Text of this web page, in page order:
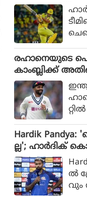
ചെന്നൈയ്ക്ക്
ശ്വിൻ
മുന്‍
ആര്‍
രഹാനെയുടെ
കാംബ്ലിക്ക്
പോലുമില്ല;
Hardik
ല്ല'; ഹാർദിക്
ൻ?
ൽ
വും